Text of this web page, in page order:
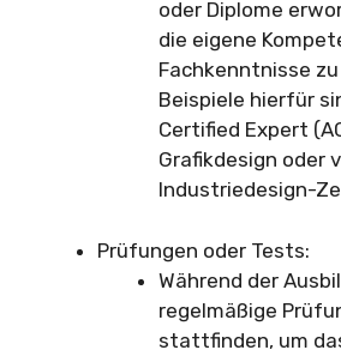
oder Diplome
die eigene
Fachkenntnisse
Beispiele hierfür
Certified Expert
Grafikdesign oder
Industriedesign-
Prüfungen oder Tests:
Während der
regelmäßige
stattfinden, um